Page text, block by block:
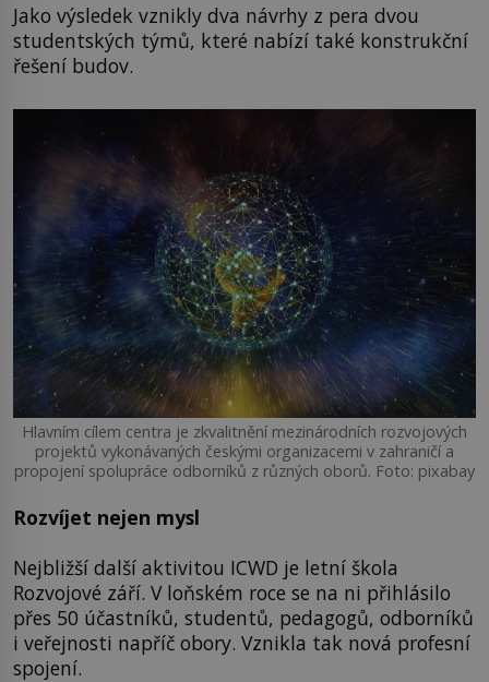
Jako výsledek vznikly dva návrhy z pera dvou
studentských týmů, které nabízí také konstrukční
řešení budov.
Hlavním cílem centra je zkvalitnění mezinárodních rozvojových
projektů vykonávaných českými organizacemi v zahraničí a
propojení spolupráce odborníků z různých oborů. Foto: pixabay
Rozvíjet nejen mysl
Nejbližší další aktivitou ICWD je letní škola
Rozvojové září. V loňském roce se na ni přihlásilo
přes 50 účastníků, studentů, pedagogů, odborníků
i veřejnosti napříč obory. Vznikla tak nová profesní
spojení.